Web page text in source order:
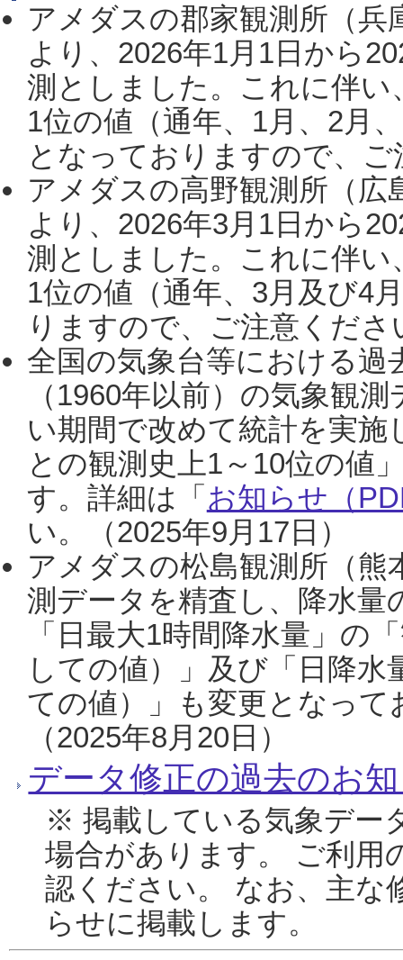
アメダスの郡家観測所（
より、2026年1月1日から
測としました。これに伴い
1位の値（通年、1月、2月
となっておりますので、
アメダスの高野観測所（
より、2026年3月1日から
測としました。これに伴い
1位の値（通年、3月及び4
りますので、ご注意くだ
全国の気象台等における過
（1960年以前）の気象観
い期間で改めて統計を実
との観測史上1～10位の値
す。詳細は「 お知らせ（
い。（2025年9月17日）
アメダスの松島観測所（熊
測データを精査し、降水
「日最大1時間降水量」の
しての値）」及び「日降
ての値）」も変更となっ
（2025年8月20日）
データ修正の過去のお
※ 掲載している気象デー
場合があります。 ご利用
認ください。 なお、主な
らせに掲載します。